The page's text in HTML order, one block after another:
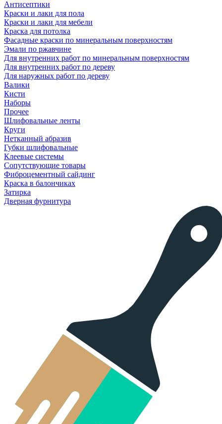
Антисептики
Краски и лаки для пола
Краски и лаки для мебели
Краска для потолка
Фасадные краски по минеральным поверхностям
Эмали по ржавчине
Для внутренних работ по минеральным поверхностям
Для внутренних работ по дереву
Для наружных работ по дереву
Валики
Кисти
Наборы
Прочее
Шлифовальные ленты
Круги
Нетканный абразив
Губки шлифовальные
Клеевые системы
Сопутствующие товары
Фиброцементный сайдинг
Краска в балончиках
Затирка
Дверная фурнитура